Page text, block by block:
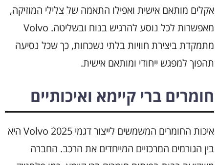
אקלים מותאם אישית ואפילו התאמה של צלילי המוזיקה,
מאפשרות לכל נוסע להרגיש בנוח ובשליטה. Volvo
מתמקדת ביצירת חוויות בלתי נשכחות, כך שכל נסיעה
תהפוך למפגש ייחודי ומותאם אישית.
חומרים ברי קיימא ואיכותיים
איכות החומרים המשמשים לייצור דגמי Volvo 2025 היא
בין הגורמים המרכזיים המייחדים את הרכב. החברה